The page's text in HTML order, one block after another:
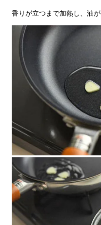
香りが立つまで加熱し、油